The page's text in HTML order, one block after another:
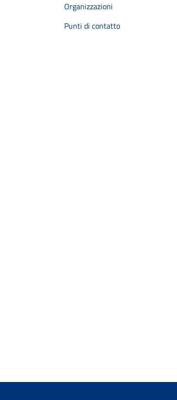
Organizzazioni
Punti di contatto